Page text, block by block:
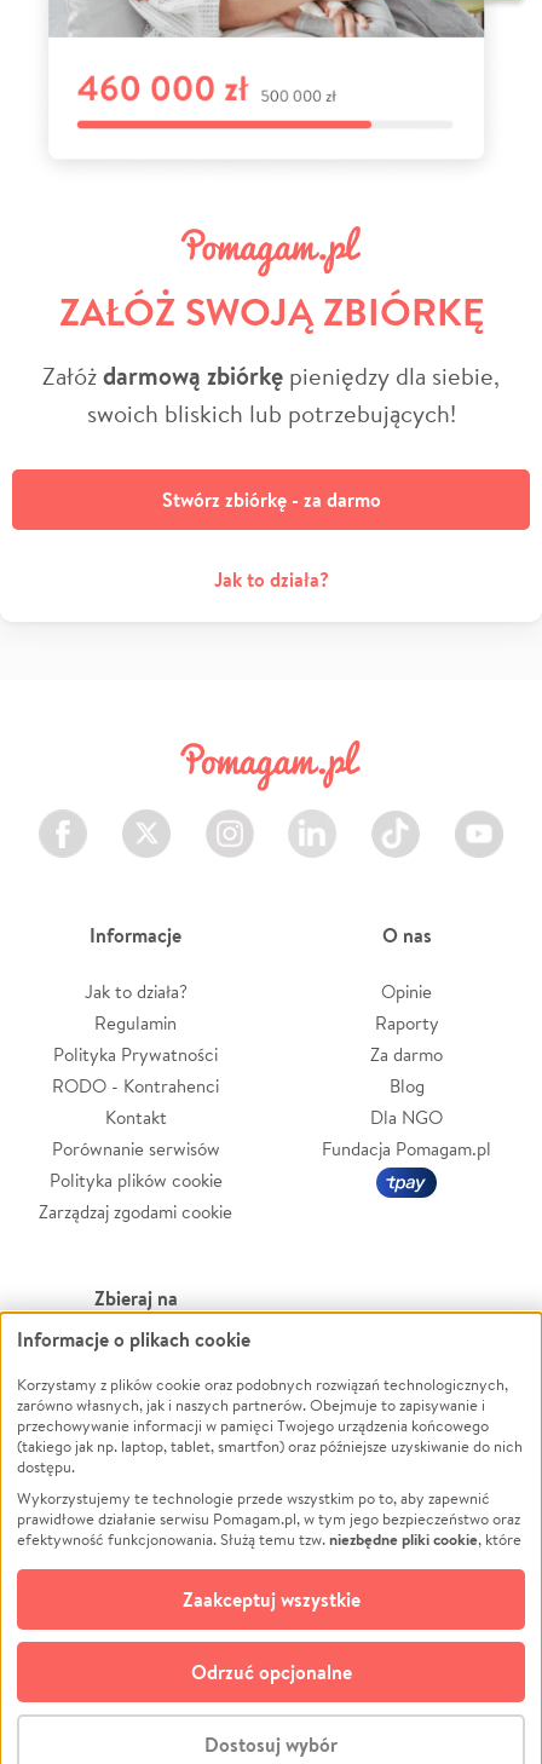
ZAŁÓŻ SWOJĄ ZBIÓRKĘ
Załóżdarmową zbiórkę pieniędzy dla siebie,
swoich bliskich lub potrzebujących!
Stwórz zbiórkę - za darmo
Jak to działa?
Facebook Twitter Instagram LinkedIn TikTok Youtube
Informacje
Jak to działa?
Regulamin
Polityka Prywatności
RODO - Kontrahenci
Kontakt
Porównanie serwisów
Polityka plików cookie
Zarządzaj zgodami cookie
O nas
Opinie
Raporty
Za darmo
Blog
Dla NGO
Fundacja Pomagam.pl
Zbieraj na
Leczenie
Zwierzęta
Pożar
Ukraina
Pomoc Finansowa
Projekty
Pogrzeb
Społeczność lokalna
Kultura
Powódź
Wichura
NGO
Edukacja
Podróż
Impreza
Ochrona środowiska
Biznes
© CROWDING SP. Z O.O.
Informacje o plikach cookie
Korzystamy z plików cookie oraz podobnych rozwiązań technologicznych,
zarówno własnych, jak i naszych partnerów. Obejmuje to zapisywanie i
przechowywanie informacji w pamięci Twojego urządzenia końcowego
(takiego jak np. laptop, tablet, smartfon) oraz późniejsze uzyskiwanie do nich
dostępu.
Wykorzystujemy te technologie przede wszystkim po to, aby zapewnić
prawidłowe działanie serwisu Pomagam.pl, w tym jego bezpieczeństwo oraz
efektywność funkcjonowania. Służą temu tzw.niezbędne pliki cookie, które
opcjonalnych plików cookie
technologii do celów analitycznych i retargetingowych. Możesz wyrazić
zgodę na ich stosowanie lub jej odmówić. W dowolnym momencie masz
możliwość zmiany swoich preferencji na stronie „Zarządzaj zgodami cookie”,
do której link znajdziesz w stopce serwisu Pomagam.pl. Opcjonalne pliki
cookie wykorzystywane są w następujących celach:
działanie serwisu Pomagam.pl. Dzięki nim możemy zrozumieć, jak
Dostosuj wybór
Odrzuć opcjonalne
Zaakceptuj wszystkie